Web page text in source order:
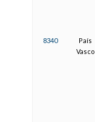
8340
País
Vasco